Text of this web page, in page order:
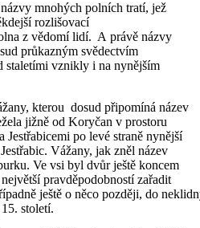
mnohých polních tratí, jež
rozlišovací
z vědomí lidí. A právě názvy
průkazným svědectvím
staletími vznikly i na nynějším
kterou dosud připomíná název
jižně od Koryčan v prostoru
po levé straně nynější
Vážany, jak zněl název
Ve vsi byl dvůr ještě koncem
pravděpodobností zařadit
ještě o něco později, do
století.